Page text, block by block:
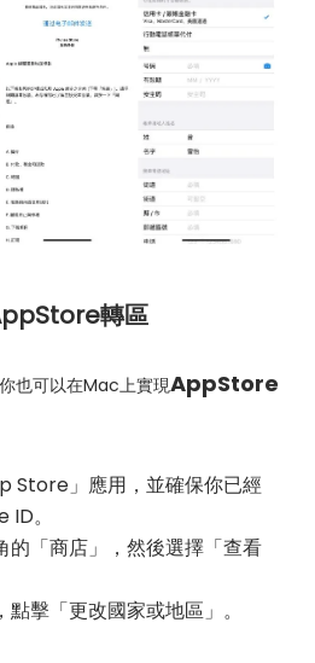
轉區
也可以在Mac上實現AppStore
Store」應用，並確保你已經
。
的「商店」，然後選擇「查看
擊「更改國家或地區」。